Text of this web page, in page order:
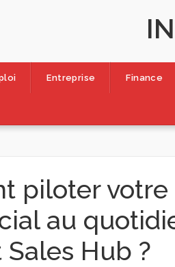
Entreprise Finance
piloter
au
Hub ?